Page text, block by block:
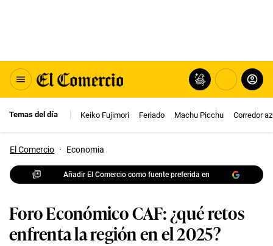
Temas del día Keiko Fujimori Feriado Machu Picchu Corredor
El Comercio · Economia
Añadir El Comercio como fuente preferida en
Foro Económico CAF: ¿qué retos
enfrenta la región en el 2025?